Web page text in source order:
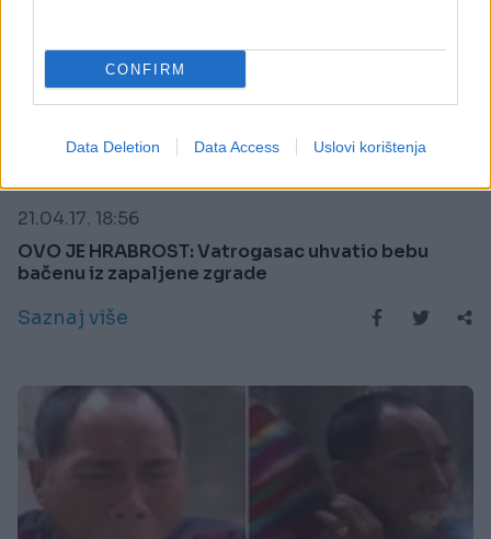
CONFIRM
Data Deletion Data Access Uslovi korištenja
21.04.17. 18:56
OVO JE HRABROST: Vatrogasac uhvatio bebu
bačenu iz zapaljene zgrade
Saznaj više